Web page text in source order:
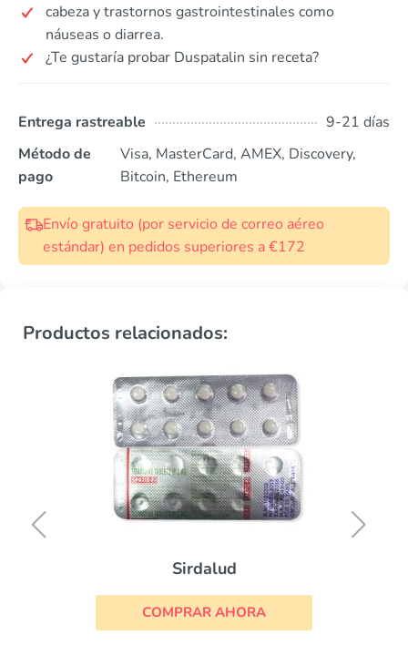
cabeza y trastornos gastrointestinales como
náuseas o diarrea.
¿Te gustaría probar Duspatalin sin receta?
Entrega rastreable
9-21 días
Método de
pago
Visa, MasterCard, AMEX, Discovery,
Bitcoin, Ethereum
Envío gratuito (por servicio de correo aéreo
estándar) en pedidos superiores a €172
Productos relacionados:
Sirdalud
COMPRAR AHORA